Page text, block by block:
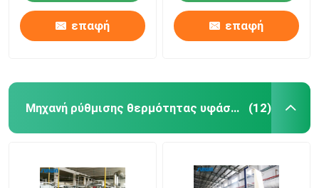
επαφή επαφή
Μηχανή ρύθμισης θερμότητας υφάσματος (12)